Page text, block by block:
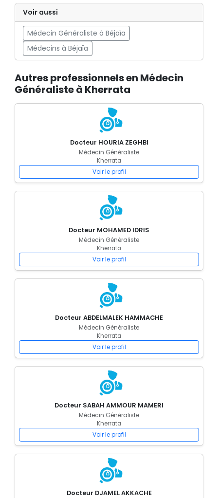
Voir aussi
Médecin Généraliste à Béjaïa
Médecins à Béjaïa
Autres professionnels en Médecin
Généraliste à Kherrata
Docteur HOURIA ZEGHBI
Médecin Généraliste
Kherrata
Voir le profil
Docteur MOHAMED IDRIS
Médecin Généraliste
Kherrata
Voir le profil
Docteur ABDELMALEK HAMMACHE
Médecin Généraliste
Kherrata
Voir le profil
Docteur SABAH AMMOUR MAMERI
Médecin Généraliste
Kherrata
Voir le profil
Docteur DJAMEL AKKACHE